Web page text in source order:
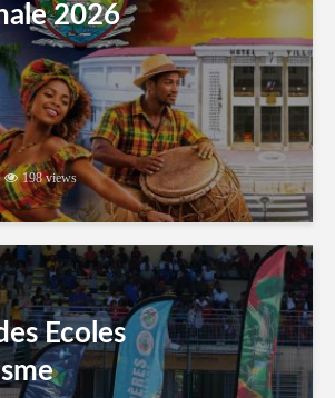
2026
198 views
Ecoles